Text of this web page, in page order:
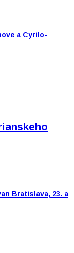
a Cyrilo-
Bratislava, 23. a